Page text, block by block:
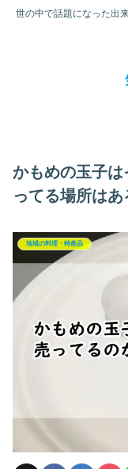
世の中で話題になった出
かもめの玉子
ってる場所は
地域の料理・特産品